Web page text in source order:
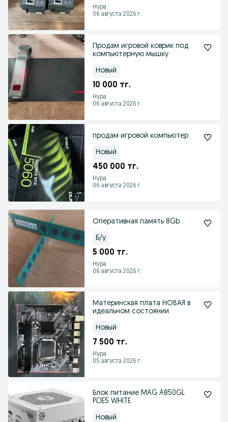
Нура
06 августа 2026 г.
Продам игровой коврик под
компьютерную мышку
Новый
10 000 тг.
Нура
06 августа 2026 г.
продам игровой компьютер
Новый
450 000 тг.
Нура
06 августа 2026 г.
Оперативная память 8Gb
Б/у
5 000 тг.
Нура
06 августа 2026 г.
Материнская плата НОВАЯ в
идеальном состоянии
Новый
7 500 тг.
Нура
05 августа 2026 г.
Блок питание MAG A850GL
PCIE5 WHITE
Новый